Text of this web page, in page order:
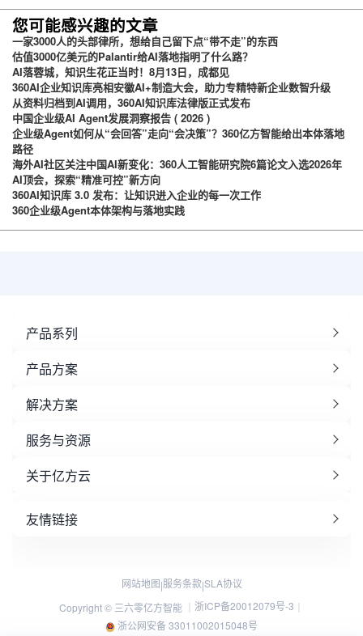
台
您可能感兴趣的文章
一家3000人的头部律所，想给自己留下点“带不走”的东西
估值3000亿美元的Palantir给AI落地指明了什么路？
AI落蓉城，知识生花正当时！8月13日，成都见
360AI企业知识库亮相安徽AI+制造大会，助力专精特新企业数智升级
从资料归档到AI调用，360AI知识库法律版正式发布
中国企业级AI Agent发展洞察报告 ( 2026 )
企业级Agent如何从“会回答”走向“会决策”？360亿方智能给出本体落地
路径
海外AI社区关注中国AI新变化：360人工智能研究院6篇论文入选2026年
AI顶会，探索“精准可控”新方向
360AI知识库 3.0 发布：让知识进入企业的每一次工作
360企业级Agent本体架构与落地实践
产品系列
产品方案
解决方案
服务与资源
关于亿方云
友情链接
网站地图|服务条款|SLA协议
Copyright © 三六零亿方智能 ｜ 浙ICP备20012079号-3 ｜
浙公网安备 33011002015048号